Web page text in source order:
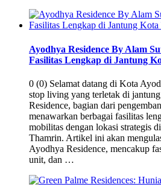
Ayodhya Residence By Alam
Fasilitas Lengkap di Jantung
0 (0) Selamat datang di Kota
stop living yang terletak di
Residence, bagian dari
menawarkan berbagai fasilitas
mobilitas dengan lokasi strategis
Thamrin. Artikel ini akan
Ayodhya Residence, mencakup
unit, dan …